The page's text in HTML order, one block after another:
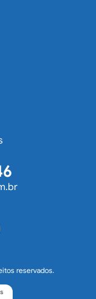
reservados.